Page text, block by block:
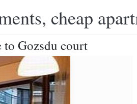
cheap
to Gozsdu court